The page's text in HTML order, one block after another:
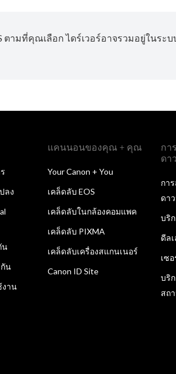
ตามที่คุณเลือก ไดร์เวอร์อาจรวมอยู่ในระ
ลง
น
น
งาน
แคนนอนของคุณ + คุณ
Your Canon + You
เคล็ดลับ EOS
เคล็ดลับในกล้องคอมแพค
เคล็ดลับ PIXMA
เคล็ดลับเครื่องสแกนเนอร์
Canon ID Site
กา
ดา
กา
ดา
บริ
ดีล
เซ
บริ
สถ